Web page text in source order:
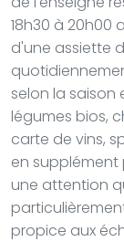
18h30 à 20h00
d'une assiette
selon la saison
légumes bios,
carte de vins,
en
une attention
propice aux